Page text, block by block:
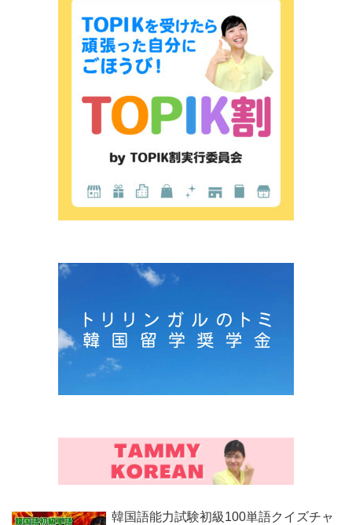
韓国語能力試験初級100単語クイズチャ